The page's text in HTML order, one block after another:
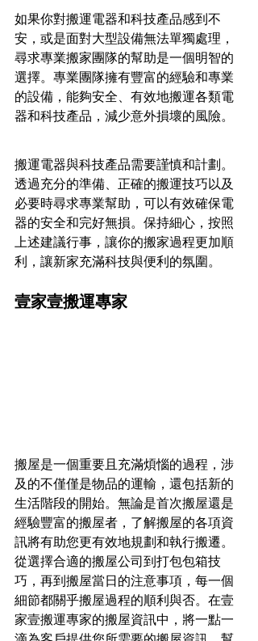
如果你對搬運電器和科技產品感到不
安，或是面對大型設備無法單獨處理，
尋求專業搬家團隊的幫助是一個明智的
選擇。專業團隊擁有豐富的經驗和專業
的設備，能夠安全、有效地搬運各類電
器和科技產品，減少意外損壞的風險。
搬運電器與科技產品需要謹慎和計劃。
透過充分的準備、正確的搬運技巧以及
必要時尋求專業幫助，可以有效確保電
器的安全和完好無損。保持細心，按照
上述建議行事，讓你的搬家過程更加順
利，讓新家充滿科技與便利的氛圍。
壹家壹搬運專家
搬屋是一個重要且充滿煩惱的過程，涉
及的不僅僅是物品的運輸，還包括新的
生活階段的開始。無論是首次搬屋還是
經驗豐富的搬屋者，了解搬屋的各項資
訊將有助您更有效地規劃和執行搬遷。
從選擇合適的搬屋公司到打包包箱技
巧，再到搬屋當日的注意事項，每一個
細節都關乎搬屋過程的順利與否。在壹
家壹搬運專家的搬屋資訊中，將一點一